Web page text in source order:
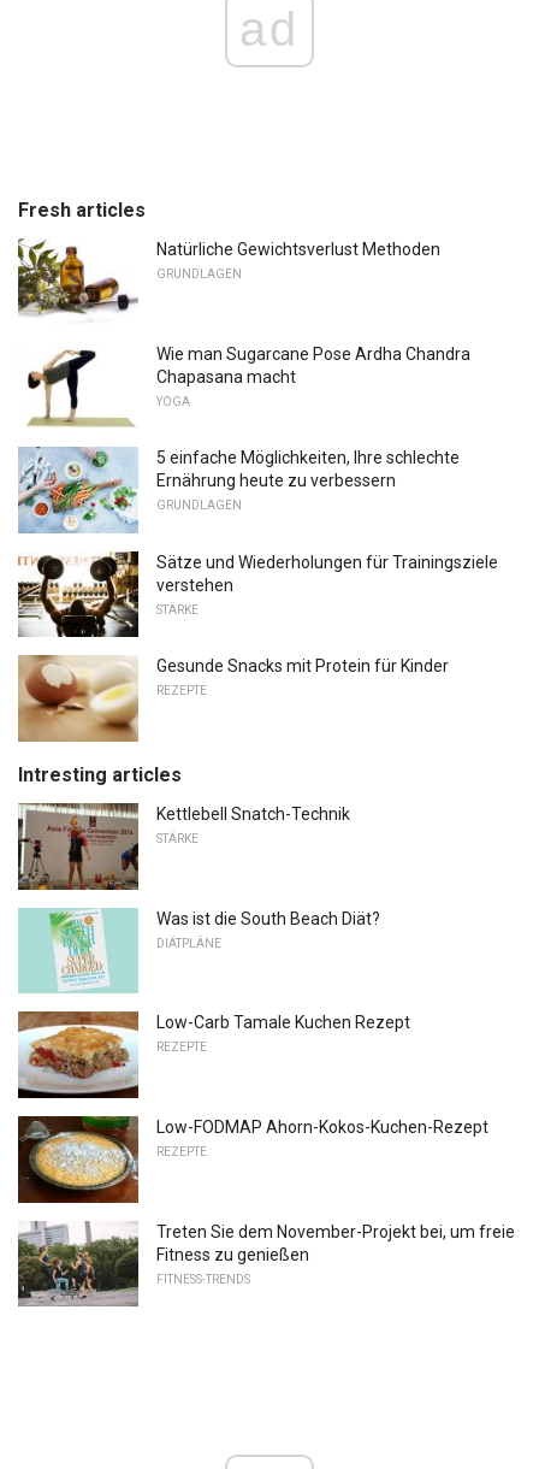
ad
Fresh articles
Natürliche Gewichtsverlust Methoden
GRUNDLAGEN
Wie man Sugarcane Pose Ardha Chandra
Chapasana macht
YOGA
5 einfache Möglichkeiten, Ihre schlechte
Ernährung heute zu verbessern
GRUNDLAGEN
Sätze und Wiederholungen für Trainingsziele
verstehen
STÄRKE
Gesunde Snacks mit Protein für Kinder
REZEPTE
Intresting articles
Kettlebell Snatch-Technik
STÄRKE
Was ist die South Beach Diät?
DIÄTPLÄNE
Low-Carb Tamale Kuchen Rezept
REZEPTE
Low-FODMAP Ahorn-Kokos-Kuchen-Rezept
REZEPTE
Treten Sie dem November-Projekt bei, um freie
Fitness zu genießen
FITNESS-TRENDS